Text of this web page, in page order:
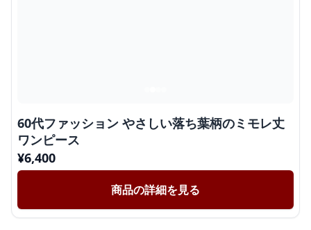
60代ファッション やさしい落ち葉柄のミモレ丈
ワンピース
¥6,400
商品の詳細を見る